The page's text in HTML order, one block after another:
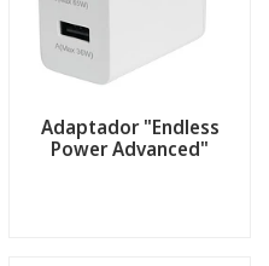
Adaptador "Endless
Power Advanced"